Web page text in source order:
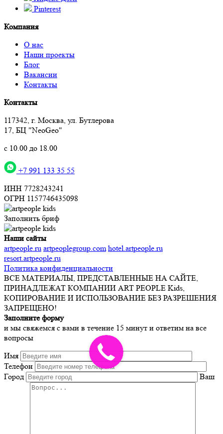
Pinterest
Компания
О нас
Наши проекты
Блог
Вакансии
Контакты
Контакты
117342, г. Москва, ул. Бутлерова
17, БЦ "NeoGeo"
с 10.00 до 18.00
+7 991 133 35 55
ИНН 7728243241
ОГРН 1157746435098
Заполнить бриф
Наши сайты
artpeople.ru artpeoplegroup.com hotel.artpeople.ru
resort.artpeople.ru
Политика конфиденциальности
ВСЕ МАТЕРИАЛЫ, ПРЕДСТАВЛЕННЫЕ НА САЙТЕ,
ПРИНАДЛЕЖАТ КОМПАНИИ ART PEOPLE Kids,
КОПИРОВАНИЕ И ИСПОЛЬЗОВАНИЕ БЕЗ РАЗРЕШЕНИЯ
ЗАПРЕЩЕНО!
Заполните форму
и мы свяжемся с вами в течение 15 минут и ответим на все
вопросы
Имя
Телефон
Город
Ваш